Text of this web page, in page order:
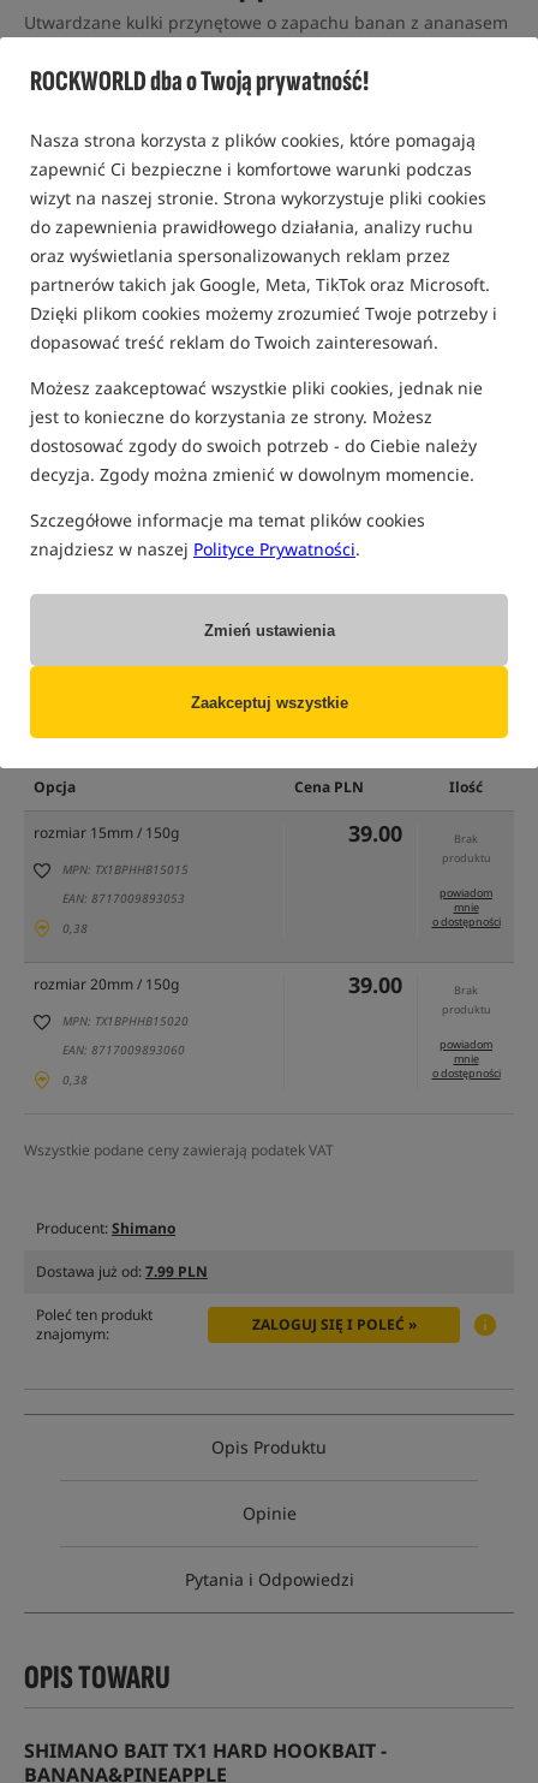
ROCKWORLD dba o Twoją prywatność!
Nasza strona korzysta z plików cookies, które pomagają
zapewnić Ci bezpieczne i komfortowe warunki podczas
wizyt na naszej stronie. Strona wykorzystuje pliki cookies
do zapewnienia prawidłowego działania, analizy ruchu
oraz wyświetlania spersonalizowanych reklam przez
partnerów takich jak Google, Meta, TikTok oraz Microsoft.
Dzięki plikom cookies możemy zrozumieć Twoje potrzeby i
dopasować treść reklam do Twoich zainteresowań.
Możesz zaakceptować wszystkie pliki cookies, jednak nie
jest to konieczne do korzystania ze strony. Możesz
dostosować zgody do swoich potrzeb - do Ciebie należy
decyzja. Zgody można zmienić w dowolnym momencie.
Szczegółowe informacje ma temat plików cookies
znajdziesz w naszej Polityce Prywatności.
Zmień ustawienia
Zaakceptuj wszystkie
Utwardzane kulki przynętowe o zapachu banan z ananasem
0,0
Promocja+
(część opcji mogła zostać ukryta przez wybrany sposób filtrowania)
Opcja Cena PLN Ilość
rozmiar 15mm / 150g
MPN: TX1BPHHB15015
EAN: 8717009893053
0,38
39.00
Brak
produktu
powiadom
mnie
o dostępności
rozmiar 20mm / 150g
MPN: TX1BPHHB15020
EAN: 8717009893060
0,38
39.00
Brak
produktu
powiadom
mnie
o dostępności
Wszystkie podane ceny zawierają podatek VAT
Producent:Shimano
Dostawa już od:7.99 PLN
Poleć ten produkt
znajomym:
ZALOGUJ SIĘ I POLEĆ »
Opis Produktu
Opinie
Pytania i Odpowiedzi
OPIS TOWARU
SHIMANO BAIT TX1 HARD HOOKBAIT -
BANANA&PINEAPPLE